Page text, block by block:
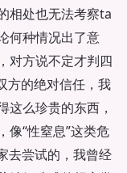
相处也无法考察ta
何种情况出了意
对方说不定才判四
方的绝对信任，我
这么珍贵的东西，
像“性窒息”这类危
去尝试的，我曾经